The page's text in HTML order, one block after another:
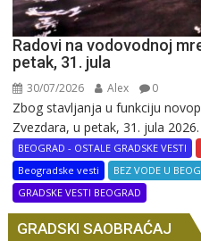
Radovi na vodovodnoj
petak, 31. jula
30/07/2026 Alex 0
Zbog stavljanja u funkciju
Zvezdara, u petak, 31. jula
BEOGRAD - OSTALE GRADSKE VESTI
Beogradske vesti
BEZ VODE U
GRADSKE VESTI BEOGRAD
GRADSKI SAOBRAĆAJ